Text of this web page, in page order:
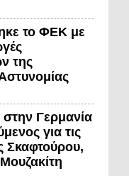
το ΦΕΚ με
της
Γερμανία
για τις
Σκαφτούρου,